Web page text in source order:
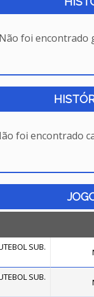
Não foi encontrado
foi encontrado
SUB.
SUB.